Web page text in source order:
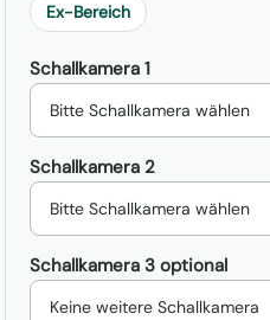
Ex-Bereich
Schallkamera 1
Schallkamera 2
Schallkamera 3 optional